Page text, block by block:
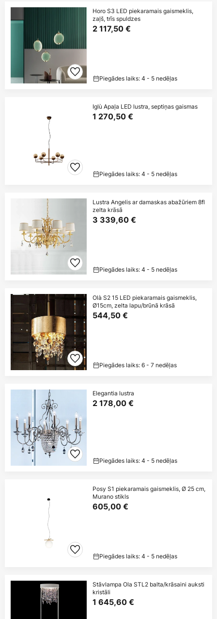
Horo S3 LED piekaramais gaismeklis,
zaļš, trīs spuldzes
2 117,50 €
Piegādes laiks: 4 - 5 nedēļas
Iglù Apaļa LED lustra, septiņas gaismas
1 270,50 €
Piegādes laiks: 4 - 5 nedēļas
Lustra Angelis ar damaskas abažūriem 8fl
zelta krāsā
3 339,60 €
Piegādes laiks: 4 - 5 nedēļas
Olà S2 15 LED piekaramais gaismeklis,
Ø15cm, zelta lapu/brūnā krāsā
544,50 €
Piegādes laiks: 6 - 7 nedēļas
Elegantia lustra
2 178,00 €
Piegādes laiks: 4 - 5 nedēļas
Posy S1 piekaramais gaismeklis, Ø 25 cm,
Murano stikls
605,00 €
Piegādes laiks: 4 - 5 nedēļas
Stāvlampa Ola STL2 balta/krāsaini auksti
kristāli
1 645,60 €